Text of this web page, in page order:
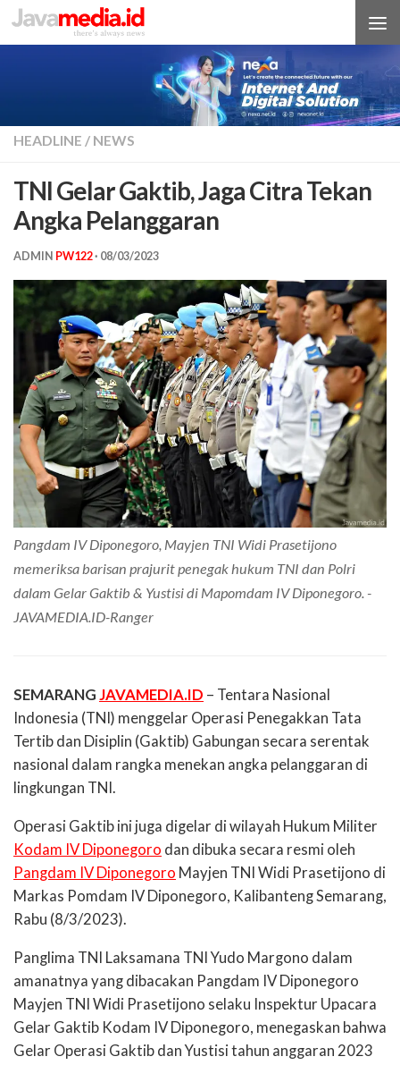
Skip to content
HEADLINE / NEWS
TNI Gelar Gaktib, Jaga Citra Tekan
Angka Pelanggaran
ADMIN PW122· 08/03/2023
Pangdam IV Diponegoro, Mayjen TNI Widi Prasetijono
memeriksa barisan prajurit penegak hukum TNI dan Polri
dalam Gelar Gaktib & Yustisi di Mapomdam IV Diponegoro. -
JAVAMEDIA.ID-Ranger
SEMARANG JAVAMEDIA.ID – Tentara Nasional
Indonesia (TNI) menggelar Operasi Penegakkan Tata
Tertib dan Disiplin (Gaktib) Gabungan secara serentak
nasional dalam rangka menekan angka pelanggaran di
lingkungan TNI.
Operasi Gaktib ini juga digelar di wilayah Hukum Militer
Kodam IV Diponegoro dan dibuka secara resmi oleh
Pangdam IV Diponegoro Mayjen TNI Widi Prasetijono di
Markas Pomdam IV Diponegoro, Kalibanteng Semarang,
Rabu (8/3/2023).
Panglima TNI Laksamana TNI Yudo Margono dalam
amanatnya yang dibacakan Pangdam IV Diponegoro
Mayjen TNI Widi Prasetijono selaku Inspektur Upacara
Gelar Gaktib Kodam IV Diponegoro, menegaskan bahwa
Gelar Operasi Gaktib dan Yustisi tahun anggaran 2023